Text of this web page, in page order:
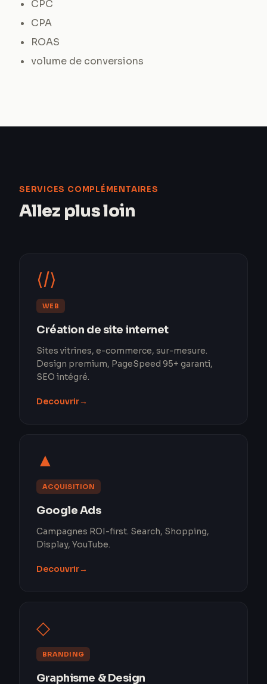
CPC
CPA
ROAS
volume de conversions
SERVICES COMPLÉMENTAIRES
Allez plus loin
⟨/⟩
WEB
Création de site internet
Sites vitrines, e-commerce, sur-mesure.
Design premium, PageSpeed 95+ garanti,
SEO intégré.
Decouvrir→
▲
ACQUISITION
Google Ads
Campagnes ROI-first. Search, Shopping,
Display, YouTube.
Decouvrir→
◇
BRANDING
Graphisme & Design